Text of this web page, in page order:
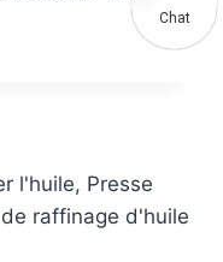
l'huile, Presse
raffinage d'huile
Chat